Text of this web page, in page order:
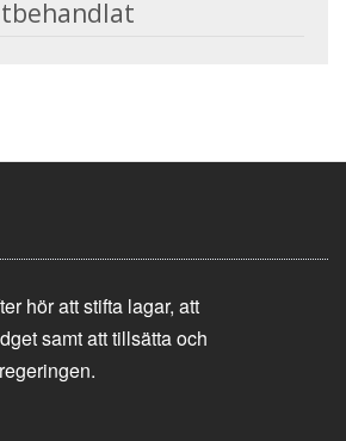
hör att stifta lagar, att
samt att tillsätta och